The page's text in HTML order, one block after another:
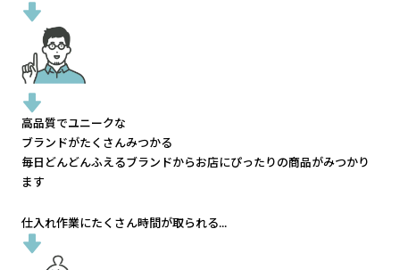
高品質でユニークな
ブランドがたくさんみつかる
毎日どんどんふえるブランドからお店にぴったりの商品がみつかり
ます
仕入れ作業にたくさん時間が取られる...